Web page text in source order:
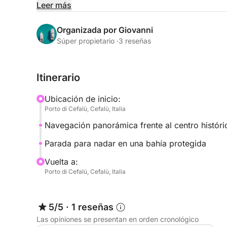
Una parada para nadar en una tranquila bahía le
acompañado de barra libre y fruta fresca,
Leer más
Organizada por Giovanni
Súper propietario ·3 reseñas
Itinerario
Ubicación de inicio:
Porto di Cefalù, Cefalù, Italia
Navegación panorámica frente al centro
Parada para nadar en una bahía protegida
Vuelta a:
Porto di Cefalù, Cefalù, Italia
5/5 · 1 reseñas
Las opiniones se presentan en orden cronológico